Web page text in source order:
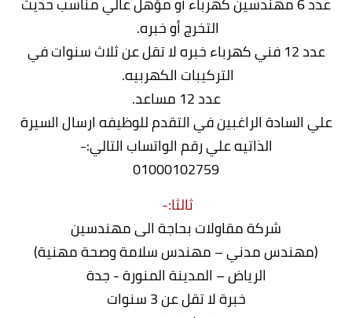
التخرج أو خبره.
عدد 12 فني كهرباء خبره لا تقل عن ثلاث سنوات في
التركيبات الكهربيه.
عدد 12 مساعد.
علي السادة الراغبين في التقدم للوظيفه ارسال السيرة
الذاتيه علي رقم الواتساب التالي:-
01000102759
ثالثا:-
شركة مقاولات بحاجة الى مهندسين
‏(مهندس مدني – مهندس سلامة وصحة مهنية)
‏الرياض – المدينة المنورة - جدة
‏خبرة لا تقل عن 3 سنوات